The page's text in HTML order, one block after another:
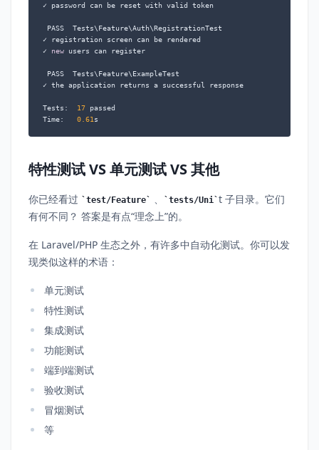
✓ password can be reset with valid token
PASS  Tests\Feature\Auth\RegistrationTest
✓ registration screen can be rendered
✓
new users can register
PASS  Tests\Feature\ExampleTest
✓ the application returns a successful response
Tests: 17 passed
Time: 0.61 s
特性测试 VS 单元测试 VS 其他
你已经看过 test/Feature tests/Uni
t 子目录。它们
有何不同？ 答案是有点“理念上”的。
在 Laravel/PHP 生态之外，有许多中自动化测试。你可以发
现类似这样的术语：
单元测试
特性测试
集成测试
功能测试
端到端测试
验收测试
冒烟测试
等